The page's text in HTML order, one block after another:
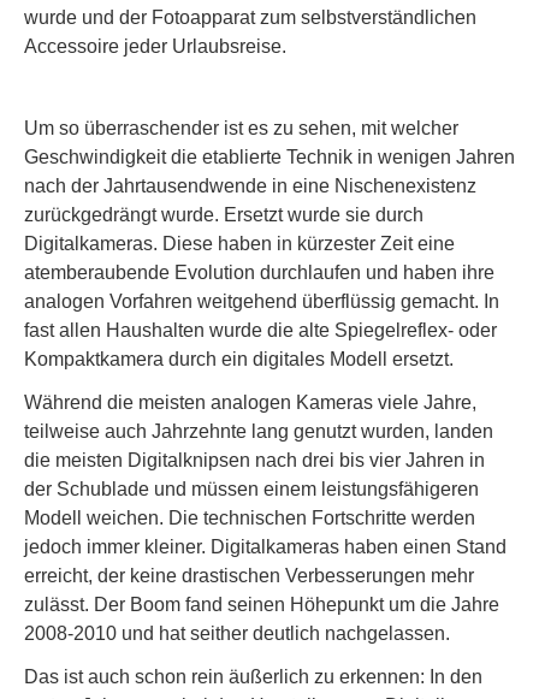
wurde und der Fotoapparat zum selbstverständlichen
Accessoire jeder Urlaubsreise.
Um so überraschender ist es zu sehen, mit welcher
Geschwindigkeit die etablierte Technik in wenigen Jahren
nach der Jahrtausendwende in eine Nischenexistenz
zurückgedrängt wurde. Ersetzt wurde sie durch
Digitalkameras. Diese haben in kürzester Zeit eine
atemberaubende Evolution durchlaufen und haben ihre
analogen Vorfahren weitgehend überflüssig gemacht. In
fast allen Haushalten wurde die alte Spiegelreflex- oder
Kompaktkamera durch ein digitales Modell ersetzt.
Während die meisten analogen Kameras viele Jahre,
teilweise auch Jahrzehnte lang genutzt wurden, landen
die meisten Digitalknipsen nach drei bis vier Jahren in
der Schublade und müssen einem leistungsfähigeren
Modell weichen. Die technischen Fortschritte werden
jedoch immer kleiner. Digitalkameras haben einen Stand
erreicht, der keine drastischen Verbesserungen mehr
zulässt. Der Boom fand seinen Höhepunkt um die Jahre
2008-2010 und hat seither deutlich nachgelassen.
Das ist auch schon rein äußerlich zu erkennen: In den